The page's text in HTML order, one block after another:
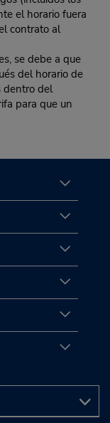
el horario fuera
contrato al
se debe a que
del horario de
dentro del
para que un